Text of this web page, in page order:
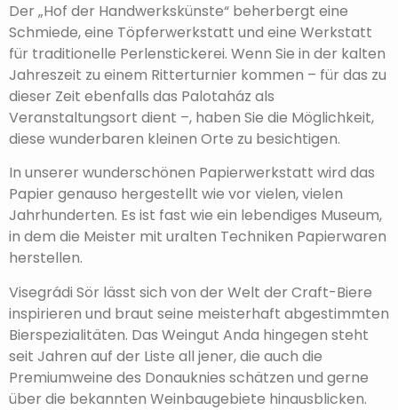
Der „Hof der Handwerkskünste“ beherbergt eine
Schmiede, eine Töpferwerkstatt und eine Werkstatt
für traditionelle Perlenstickerei. Wenn Sie in der kalten
Jahreszeit zu einem Ritterturnier kommen – für das zu
dieser Zeit ebenfalls das Palotaház als
Veranstaltungsort dient –, haben Sie die Möglichkeit,
diese wunderbaren kleinen Orte zu besichtigen.
In unserer wunderschönen Papierwerkstatt wird das
Papier genauso hergestellt wie vor vielen, vielen
Jahrhunderten. Es ist fast wie ein lebendiges Museum,
in dem die Meister mit uralten Techniken Papierwaren
herstellen.
Visegrádi Sör lässt sich von der Welt der Craft-Biere
inspirieren und braut seine meisterhaft abgestimmten
Bierspezialitäten. Das Weingut Anda hingegen steht
seit Jahren auf der Liste all jener, die auch die
Premiumweine des Donauknies schätzen und gerne
über die bekannten Weinbaugebiete hinausblicken.